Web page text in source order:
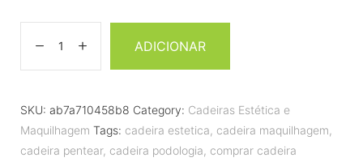
ADICIONAR
SKU: ab7a710458b8 Category: Cadeiras Estética e
Maquilhagem Tags: cadeira estetica, cadeira maquilhagem,
cadeira pentear, cadeira podologia, comprar cadeira